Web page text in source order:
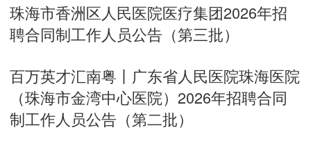
珠海市香洲区人民医院医疗集团2026年招
聘合同制工作人员公告（第三批）
百万英才汇南粤丨广东省人民医院珠海医院
（珠海市金湾中心医院）2026年招聘合同
制工作人员公告（第二批）